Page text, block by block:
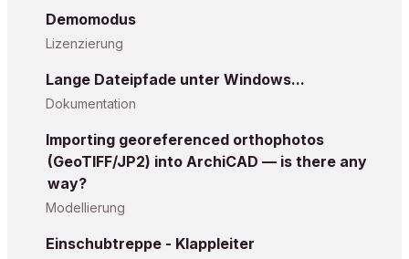
Demomodus
Lizenzierung
Lange Dateipfade unter Windows...
Dokumentation
Importing georeferenced orthophotos
(GeoTIFF/JP2) into ArchiCAD — is there any
way?
Modellierung
Einschubtreppe - Klappleiter